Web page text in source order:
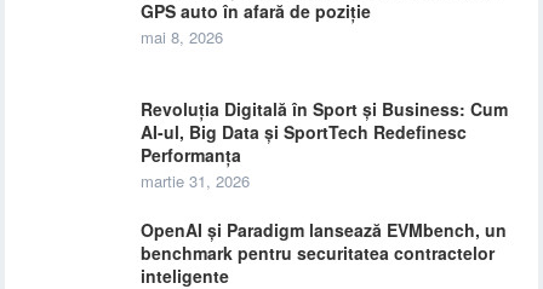
GPS auto în afară de poziție
mai 8, 2026
Revoluția Digitală în Sport și Business: Cum
AI-ul, Big Data și SportTech Redefinesc
Performanța
martie 31, 2026
OpenAI și Paradigm lansează EVMbench, un
benchmark pentru securitatea contractelor
inteligente